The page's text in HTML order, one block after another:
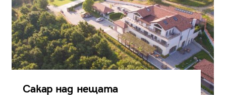
Сакар над нещата